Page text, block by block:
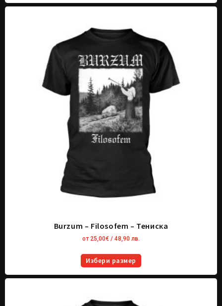
Burzum – Filosofem – Тениска
от 25,00€ / 48,90 лв.
Избери размер